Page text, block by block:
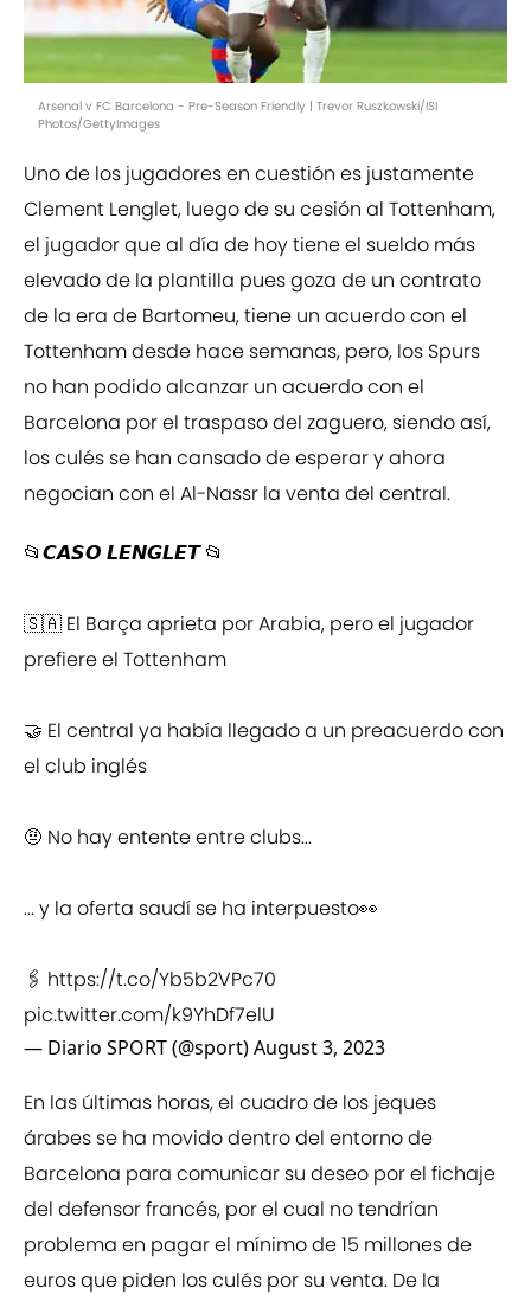
Arsenal v FC Barcelona - Pre-Season Friendly | Trevor Ruszkowski/ISI
Photos/GettyImages
Uno de los jugadores en cuestión es justamente
Clement Lenglet, luego de su cesión al Tottenham,
el jugador que al día de hoy tiene el sueldo más
elevado de la plantilla pues goza de un contrato
de la era de Bartomeu, tiene un acuerdo con el
Tottenham desde hace semanas, pero, los Spurs
no han podido alcanzar un acuerdo con el
Barcelona por el traspaso del zaguero, siendo así,
los culés se han cansado de esperar y ahora
negocian con el Al-Nassr la venta del central.
📂𝘾𝘼𝙎𝙊 𝙇𝙀𝙉𝙂𝙇𝙀𝙏 📂
🇸🇦 El Barça aprieta por Arabia, pero el jugador
prefiere el Tottenham
🤝 El central ya había llegado a un preacuerdo con
el club inglés
🤨 No hay entente entre clubs...
... y la oferta saudí se ha interpuesto👀
🖇️ https://t.co/Yb5b2VPc70
pic.twitter.com/k9YhDf7elU
— Diario SPORT (@sport)August 3, 2023
En las últimas horas, el cuadro de los jeques
árabes se ha movido dentro del entorno de
Barcelona para comunicar su deseo por el fichaje
del defensor francés, por el cual no tendrían
problema en pagar el mínimo de 15 millones de
euros que piden los culés por su venta. De la